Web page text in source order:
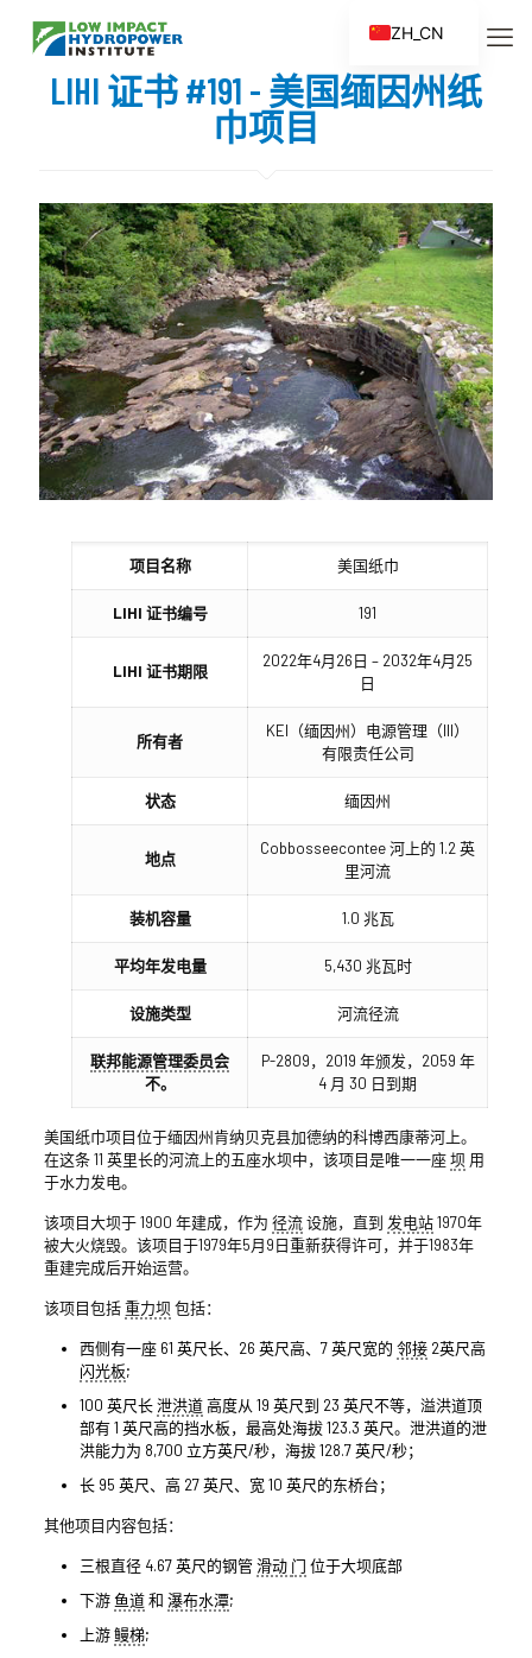
LIHI 证书 #191 - 美国缅因州纸
巾项目
项目名称 美国纸巾
LIHI 证书编号 191
LIHI 证书期限
2022年4月26日 – 2032年4月25
日
所有者
KEI（缅因州）电源管理（III）
有限责任公司
状态 缅因州
地点
Cobbosseecontee 河上的 1.2 英
里河流
装机容量 1.0 兆瓦
平均年发电量 5,430 兆瓦时
设施类型 河流径流
联邦能源管理委员会
不。
P-2809，2019 年颁发，2059 年
4 月 30 日到期
美国纸巾项目位于缅因州肯纳贝克县加德纳的科博西康蒂河上。
在这条 11 英里长的河流上的五座水坝中，该项目是唯一一座坝 用
于水力发电。
该项目大坝于 1900 年建成，作为 径流设施，直到 发电站1970年
被大火烧毁。该项目于1979年5月9日重新获得许可，并于1983年
重建完成后开始运营。
该项目包括重力坝 包括：
西侧有一座 61 英尺长、26 英尺高、7 英尺宽的 邻接2英尺高
闪光板;
100 英尺长泄洪道高度从 19 英尺到 23 英尺不等，溢洪道顶
部有 1 英尺高的挡水板，最高处海拔 123.3 英尺。泄洪道的泄
洪能力为 8,700 立方英尺/秒，海拔 128.7 英尺/秒；
长 95 英尺、高 27 英尺、宽 10 英尺的东桥台；
其他项目内容包括：
三根直径 4.67 英尺的钢管滑动 门 位于大坝底部
下游鱼道和 瀑布水潭;
上游鳗梯;
ZH_CN
EN
ES